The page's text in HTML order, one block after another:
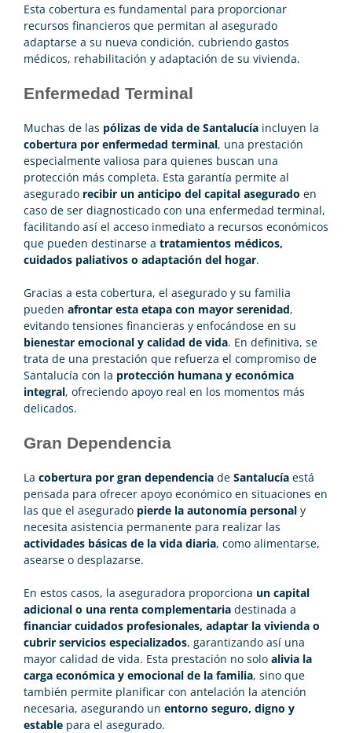
Esta cobertura es fundamental para proporcionar
recursos financieros que permitan al asegurado
adaptarse a su nueva condición, cubriendo gastos
médicos, rehabilitación y adaptación de su vivienda.
Enfermedad Terminal
Muchas de las pólizas de vida de Santalucía incluyen la
cobertura por enfermedad terminal, una prestación
especialmente valiosa para quienes buscan una
protección más completa. Esta garantía permite al
asegurado recibir un anticipo del capital asegurado en
caso de ser diagnosticado con una enfermedad terminal,
facilitando así el acceso inmediato a recursos económicos
que pueden destinarse a tratamientos médicos,
cuidados paliativos o adaptación del hogar.
Gracias a esta cobertura, el asegurado y su familia
pueden afrontar esta etapa con mayor serenidad,
evitando tensiones financieras y enfocándose en su
bienestar emocional y calidad de vida. En definitiva, se
trata de una prestación que refuerza el compromiso de
Santalucía con la protección humana y económica
integral, ofreciendo apoyo real en los momentos más
delicados.
Gran Dependencia
La cobertura por gran dependencia de Santalucía está
pensada para ofrecer apoyo económico en situaciones en
las que el asegurado pierde la autonomía personal y
necesita asistencia permanente para realizar las
actividades básicas de la vida diaria, como alimentarse,
asearse o desplazarse.
En estos casos, la aseguradora proporciona un capital
adicional o una renta complementaria destinada a
financiar cuidados profesionales, adaptar la vivienda o
cubrir servicios especializados, garantizando así una
mayor calidad de vida. Esta prestación no solo alivia la
carga económica y emocional de la familia, sino que
también permite planificar con antelación la atención
necesaria, asegurando un entorno seguro, digno y
estable para el asegurado.